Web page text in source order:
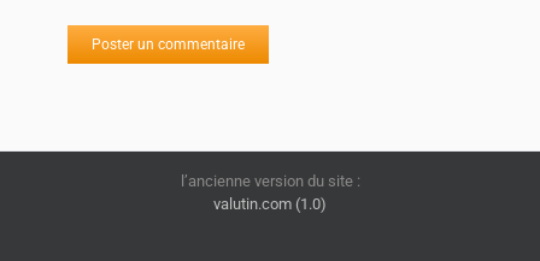
l’ancienne version du site :
valutin.com (1.0)